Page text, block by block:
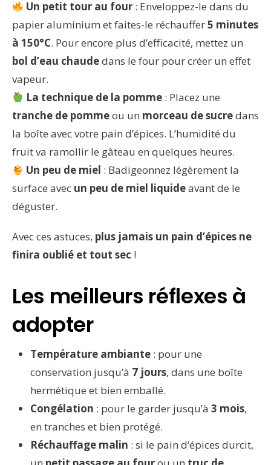
Un petit tour au four : Enveloppez-le dans du
papier aluminium et faites-le réchauffer5 minutes
à 150°C. Pour encore plus d’efficacité, mettez un
bol d’eau chaudedans le four pour créer un effet
vapeur.
La technique de la pomme : Placez une
tranche de pommeou un morceau de sucredans
la boîte avec votre pain d’épices. L’humidité du
fruit va ramollir le gâteau en quelques heures.
Un peu de miel : Badigeonnez légèrement la
surface avec un peu de miel liquideavant de le
déguster.
Avec ces astuces, plus jamais un pain d’épices ne
finira oublié et tout sec !
Les meilleurs réflexes à
adopter
Température ambiante : pour une
conservation jusqu’à 7 jours, dans une boîte
hermétique et bien emballé.
Congélation : pour le garder jusqu’à 3 mois,
en tranches et bien protégé.
Réchauffage malin : si le pain d’épices durcit,